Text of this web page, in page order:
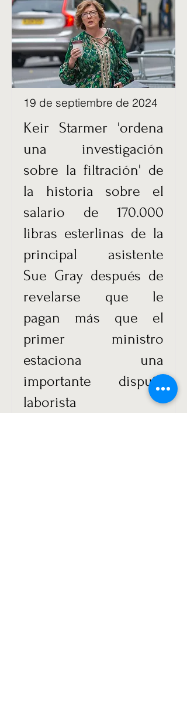
19 de septiembre de 2024
Keir Starmer 'ordena
una investigación
sobre la filtración' de
la historia sobre el
salario de 170.000
libras esterlinas de la
principal asistente
Sue Gray después de
revelarse que le
pagan más que el
primer ministro
estaciona una
importante disputa
laborista